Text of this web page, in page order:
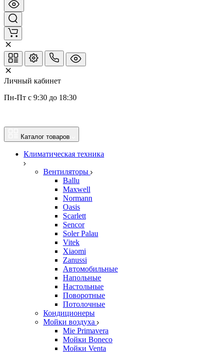
Личный кабинет
Пн-Пт с 9:30 до 18:30
Каталог товаров
Климатическая техника
Вентиляторы
Ballu
Maxwell
Normann
Oasis
Scarlett
Sencor
Soler Palau
Vitek
Xiaomi
Zanussi
Автомобильные
Напольные
Настольные
Поворотные
Потолочные
Кондиционеры
Мойки воздуха
Mie Primavera
Мойки Boneco
Мойки Venta